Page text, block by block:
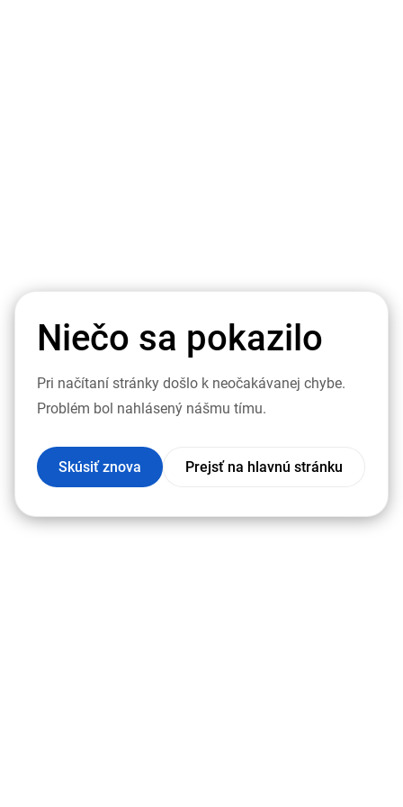
Niečo sa pokazilo
Pri načítaní stránky došlo k neočakávanej chybe.
Problém bol nahlásený nášmu tímu.
Skúsiť znova Prejsť na hlavnú stránku